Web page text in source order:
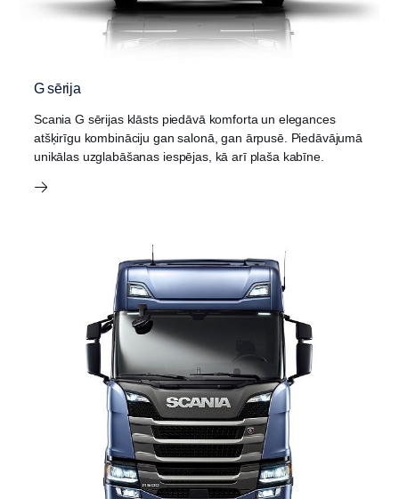
G sērija
Scania G sērijas klāsts piedāvā komforta un elegances
atšķirīgu kombināciju gan salonā, gan ārpusē. Piedāvājumā
unikālas uzglabāšanas iespējas, kā arī plaša kabīne.